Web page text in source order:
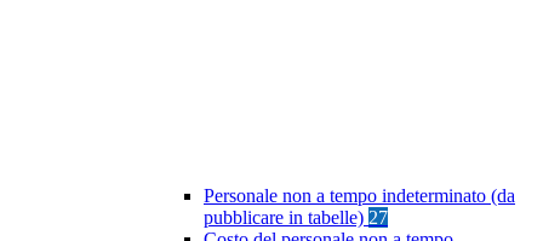
Personale non a tempo indeterminato (da
pubblicare in tabelle) 27